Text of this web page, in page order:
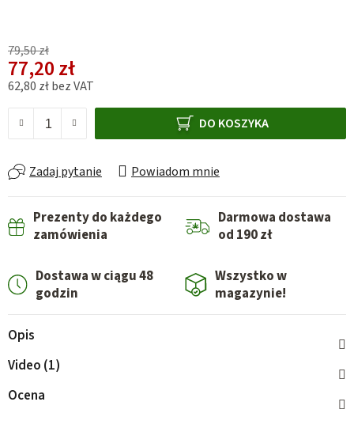
79,50 zł
77,20 zł
62,80 zł bez VAT
DO KOSZYKA
Zadaj pytanie Powiadom mnie
Prezenty do każdego
zamówienia
Darmowa dostawa
od 190 zł
Dostawa w ciągu 48
godzin
Wszystko w
magazynie!
Opis
Video (1)
Ocena